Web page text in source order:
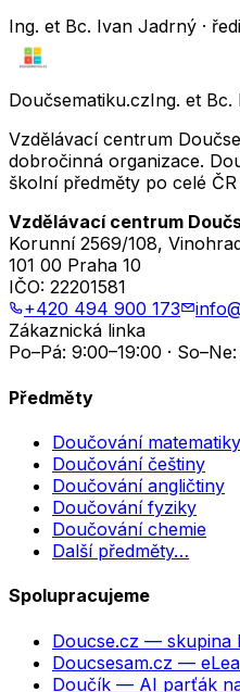
Ing. et Bc. Ivan Jadrný ·
Doučsematiku.czIng. et
Vzdělávací centrum
dobročinná organizace.
školní předměty po celé
Vzdělávací centrum
Korunní 2569/108,
101 00 Praha 10
IČO: 22201581
+420 494 900 173
Zákaznická linka
Po–Pá: 9:00–19:00 ·
Předměty
Doučování matematiky
Doučování češtiny
Doučování angličtiny
Doučování fyziky
Doučování chemie
Další předměty…
Spolupracujeme
Doucse.cz — skupina
Doucsesam.cz —
Doučík — AI parťák